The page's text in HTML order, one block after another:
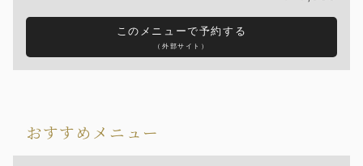
このメニューで予約する
（外部サイト）
おすすめメニュー